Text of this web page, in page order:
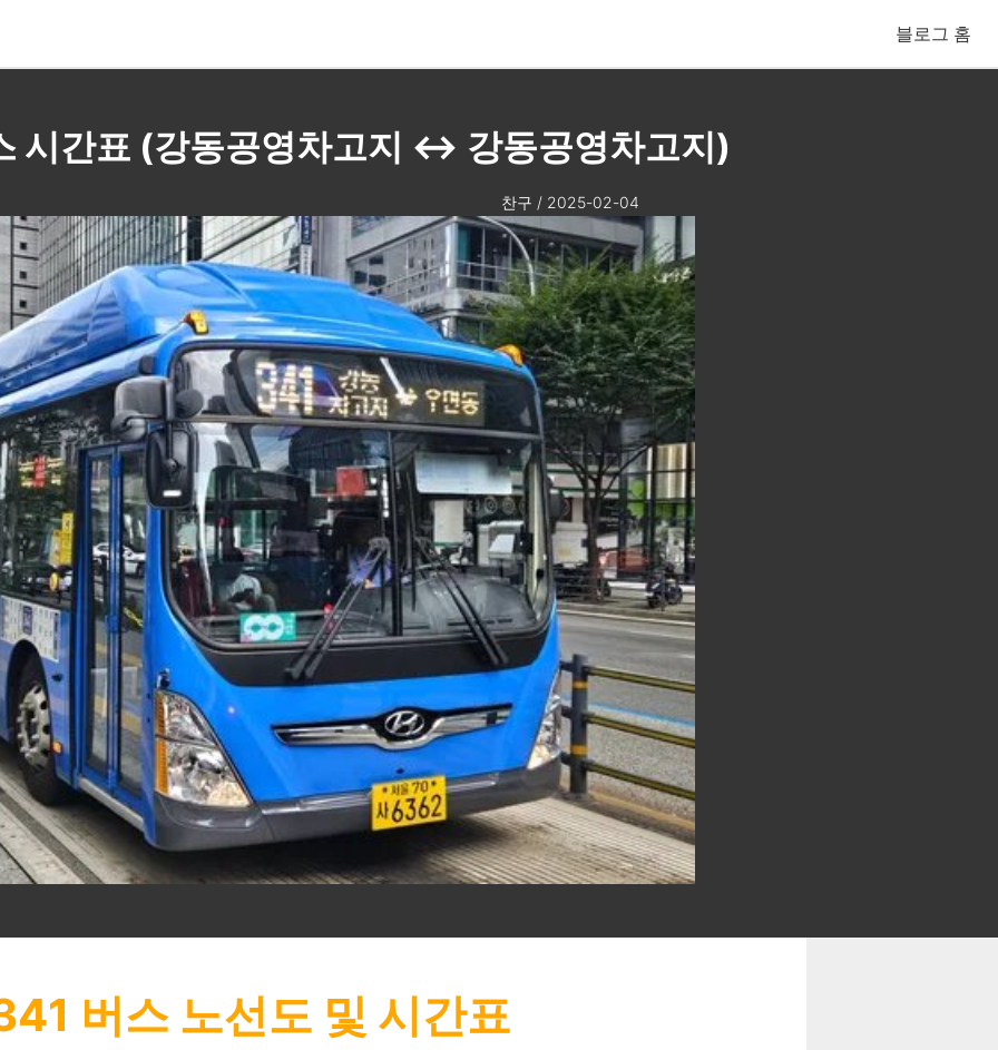
블로그 홈
시간표 (강동공영차고지 ↔ 강동공영차고지)
찬구 / 2025-02-04
버스 노선도 및 시간표
강동공영차고지